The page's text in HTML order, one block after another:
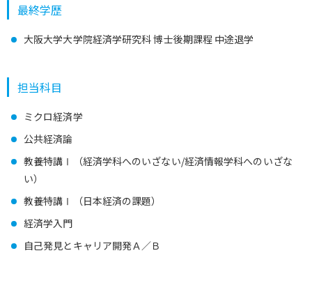
最終学歴
大阪大学大学院経済学研究科 博士後期課程 中途退学
担当科目
ミクロ経済学
公共経済論
教養特講Ⅰ（経済学科へのいざない/経済情報学科へのいざな
い）
教養特講Ⅰ（日本経済の課題）
経済学入門
自己発見とキャリア開発Ａ／Ｂ